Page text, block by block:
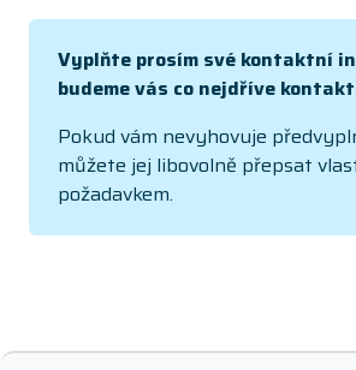
Vyplňte prosím své kontaktní
budeme vás co nejdříve
Pokud vám nevyhovuje
můžete jej libovolně přepsat
požadavkem.